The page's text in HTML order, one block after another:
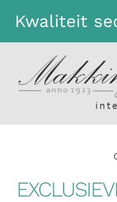
Kwaliteit